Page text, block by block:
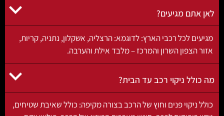
אתם מגיעים?
לכל רכבי הארץ: לדוגמא: הרצליה, אשקלון, נתניה, קריות,
הצפון השרון והמרכז – מלבד אילת והערבה.
כולל ניקוי רכב עד הבית?
ניקוי פנים וחוץ של הרכב בצורה מקיפה: כולל שאיבת שטיחים,